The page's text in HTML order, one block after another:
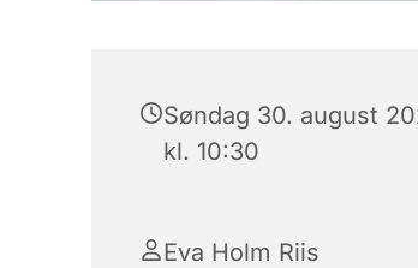
Søndag 30. august
kl. 10:30
Eva Holm Riis